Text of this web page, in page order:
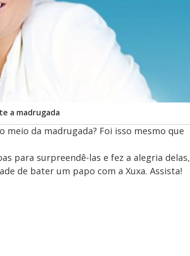
a madrugada
meio da madrugada? Foi isso mesmo que
para surpreendê-las e fez a alegria delas,
de bater um papo com a Xuxa. Assista!